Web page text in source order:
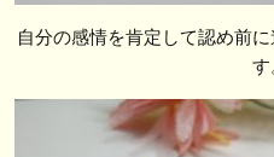
自分の感情を肯定して認め前
す